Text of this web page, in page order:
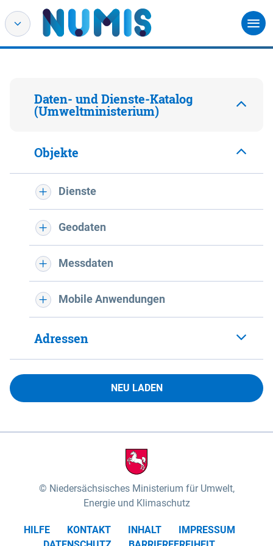
Daten- und Dienste-Katalog
(Umweltministerium)
Objekte
Dienste
Geodaten
Messdaten
Mobile Anwendungen
Adressen
NEU LADEN
Niedersächsisches Ministerium für Umwelt,
Energie und Klimaschutz
HILFE KONTAKT INHALT
IMPRESSUM